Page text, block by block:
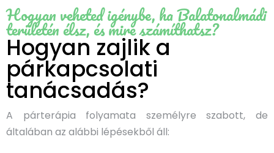
Hogyan veheted igénybe, ha Balatonalmádi
területén élsz, és mire számíthatsz?
Hogyan zajlik a
párkapcsolati
tanácsadás?
A párterápia folyamata személyre szabott, de
általában az alábbi lépésekből áll: